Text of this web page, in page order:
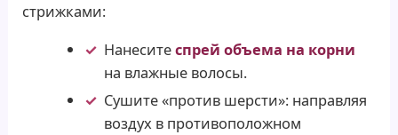
стрижками:
Нанеситеспрей объема на корни
на влажные волосы.
Сушите «против шерсти»: направляя
воздух в противоположном